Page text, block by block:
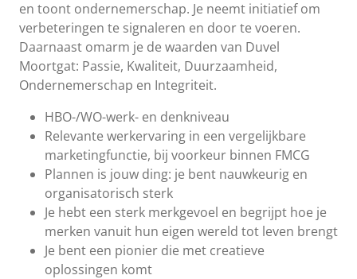
en toont ondernemerschap. Je neemt initiatief om
verbeteringen te signaleren en door te voeren.
Daarnaast omarm je de waarden van Duvel
Moortgat: Passie, Kwaliteit, Duurzaamheid,
Ondernemerschap en Integriteit.
HBO-/WO-werk- en denkniveau
Relevante werkervaring in een vergelijkbare
marketingfunctie, bij voorkeur binnen FMCG
Plannen is jouw ding: je bent nauwkeurig en
organisatorisch sterk
Je hebt een sterk merkgevoel en begrijpt hoe je
merken vanuit hun eigen wereld tot leven brengt
Je bent een pionier die met creatieve
oplossingen komt